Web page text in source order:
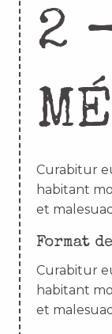
2
Curabitur
habitant
et
Format
Curabitur
habitant
et